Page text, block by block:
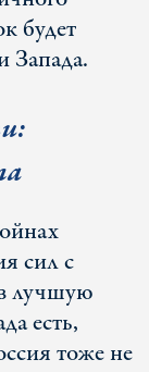
будет
Запада.
сил с
лучшую
есть,
тоже не